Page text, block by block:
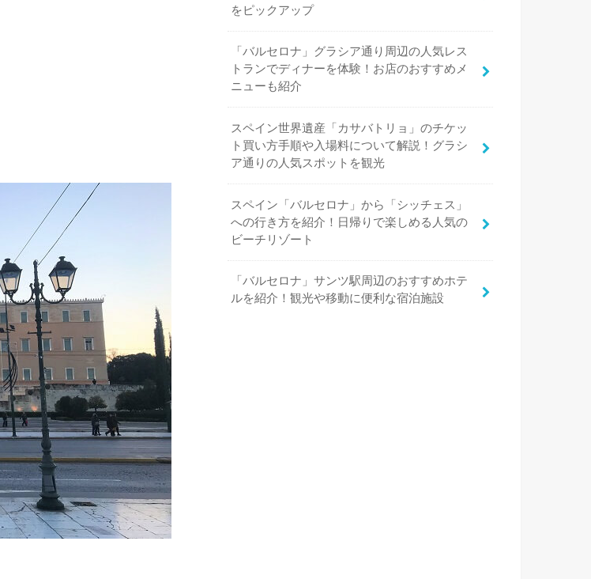
をピックアップ
「バルセロナ」グラシア通り周辺の人気レス
トランでディナーを体験！お店のおすすめメ
ニューも紹介
スペイン世界遺産「カサバトリョ」のチケッ
ト買い方手順や入場料について解説！グラシ
ア通りの人気スポットを観光
スペイン「バルセロナ」から「シッチェス」
への行き方を紹介！日帰りで楽しめる人気の
ビーチリゾート
「バルセロナ」サンツ駅周辺のおすすめホテ
ルを紹介！観光や移動に便利な宿泊施設